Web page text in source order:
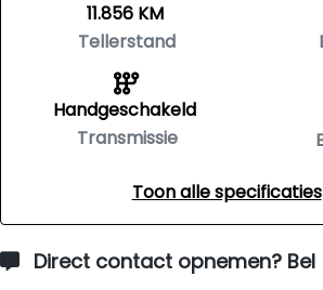
11.856 KM
Tellerstand
Handgeschakeld
Transmissie
Toon alle specificaties
Direct contact opnemen? Bel